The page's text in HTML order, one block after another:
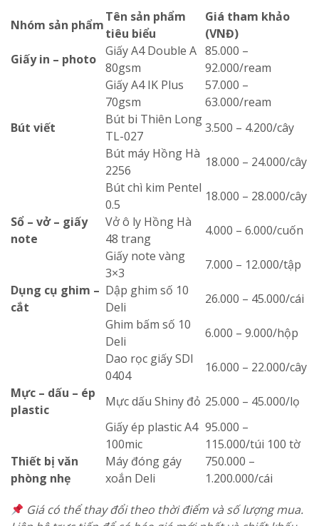
Nhóm sản phẩm
Tên sản phẩm
tiêu biểu
Giá tham khảo
(VNĐ)
Giấy in – photo
Giấy A4 Double A
80gsm
85.000 –
92.000/ream
Giấy A4 IK Plus
70gsm
57.000 –
63.000/ream
Bút viết
Bút bi Thiên Long
TL-027
3.500 – 4.200/cây
Bút máy Hồng Hà
2256
18.000 – 24.000/cây
Bút chì kim Pentel
0.5
18.000 – 28.000/cây
Sổ – vở – giấy
note
Vở ô ly Hồng Hà
48 trang
4.000 – 6.000/cuốn
Giấy note vàng
3×3
7.000 – 12.000/tập
Dụng cụ ghim –
cắt
Dập ghim số 10
Deli
26.000 – 45.000/cái
Ghim bấm số 10
Deli
6.000 – 9.000/hộp
Dao rọc giấy SDI
0404
16.000 – 22.000/cây
Mực – dấu – ép
plastic
Mực dấu Shiny đỏ 25.000 – 45.000/lọ
Giấy ép plastic A4
100mic
95.000 –
115.000/túi 100 tờ
Thiết bị văn
phòng nhẹ
Máy đóng gáy
xoắn Deli
750.000 –
1.200.000/cái
Giá có thể thay đổi theo thời điểm và số lượng mua.